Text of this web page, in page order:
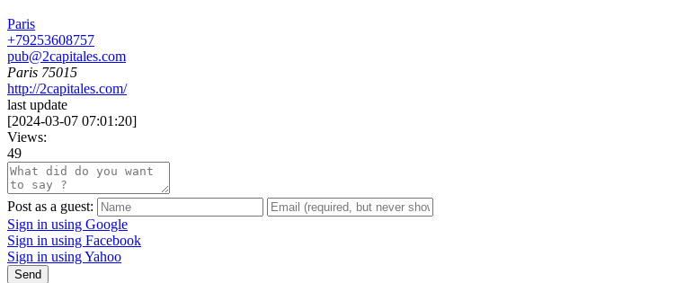
Paris
+79253608757
pub@2capitales.com
Paris 75015
http://2capitales.com/
last update
[2024-03-07 07:01:20]
Views:
49
Post as a guest:
Sign in using Google
Sign in using Facebook
Sign in using Yahoo
Send